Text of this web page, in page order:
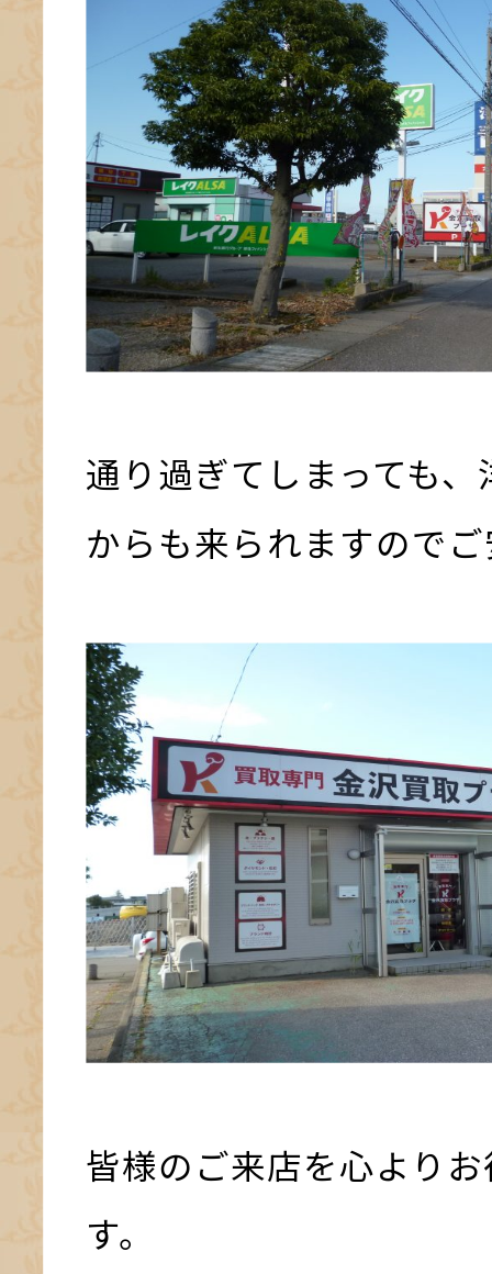
通り過ぎてしまっても
からも来られますので
皆様のご来店を心より
す。